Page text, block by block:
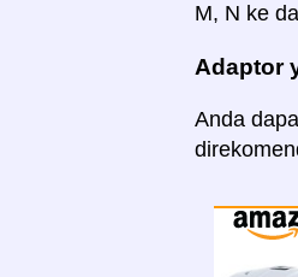
M, N ke
Adaptor
Anda